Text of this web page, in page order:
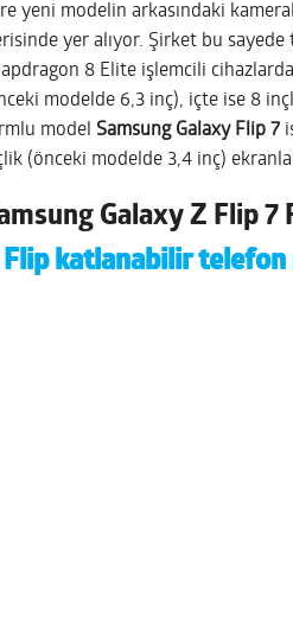
yeni modelin arkasındaki
yer alıyor. Şirket bu sayede
8 Elite işlemcili
modelde 6,3 inç), içte ise 8
model Samsung Galaxy Flip 7
(önceki modelde 3,4 inç)
Galaxy Z Flip 7
Flip katlanabilir telefon